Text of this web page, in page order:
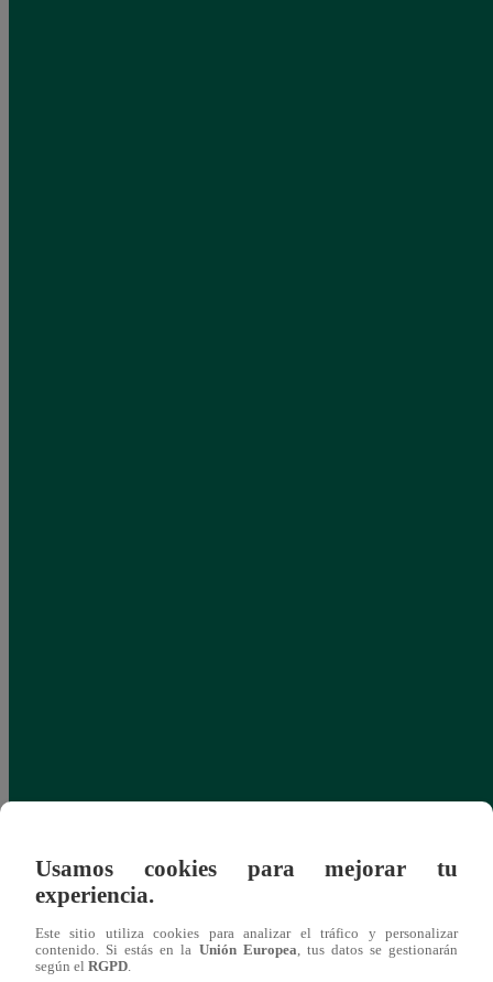
Usamos cookies para mejorar tu
experiencia.
Este sitio utiliza cookies para analizar el tráfico y personalizar
contenido. Si estás en la Unión Europea, tus datos se gestionarán
según el RGPD.